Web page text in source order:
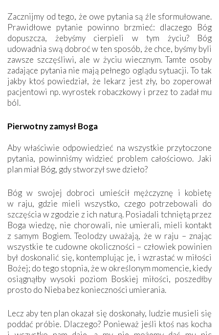
Zacznijmy od tego, że owe pytania są źle sformułowane.
Prawidłowe pytanie powinno brzmieć: dlaczego Bóg
dopuszcza, żebyśmy cierpieli w tym życiu? Bóg
udowadnia swą dobroć w ten sposób, że chce, byśmy byli
zawsze szczęśliwi, ale w życiu wiecznym. Tamte osoby
zadające pytania nie mają pełnego oglądu sytuacji. To tak
jakby ktoś powiedział, że lekarz jest zły, bo zoperował
pacjentowi np. wyrostek robaczkowy i przez to zadał mu
ból.
Pierwotny zamysł Boga
Aby właściwie odpowiedzieć na wszystkie przytoczone
pytania, powinniśmy widzieć problem całościowo. Jaki
plan miał Bóg, gdy stworzył swe dzieło?
Bóg w swojej dobroci umieścił mężczyznę i kobietę
w raju, gdzie mieli wszystko, czego potrzebowali do
szczęścia w zgodzie z ich naturą. Posiadali tchniętą przez
Boga wiedzę, nie chorowali, nie umierali, mieli kontakt
z samym Bogiem. Teolodzy uważają, że w raju – znając
wszystkie te cudowne okoliczności – człowiek powinien
był doskonalić się, kontemplując je, i wzrastać w miłości
Bożej; do tego stopnia, że w określonym momencie, kiedy
osiągnąłby wysoki poziom Boskiej miłości, poszedłby
prosto do Nieba bez konieczności umierania.
Lecz aby ten plan okazał się doskonały, ludzie musieli się
poddać próbie. Dlaczego? Ponieważ jeśli ktoś nas kocha